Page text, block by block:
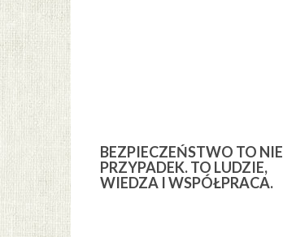
Z
GMINY
BEZPIECZEŃSTWO TO NIE
PRZYPADEK. TO LUDZIE,
WIEDZA I WSPÓŁPRACA.